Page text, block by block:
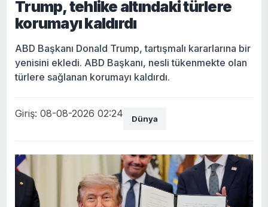
Trump, tehlike altındaki türlere
korumayı kaldırdı
ABD Başkanı Donald Trump, tartışmalı kararlarına bir
yenisini ekledi. ABD Başkanı, nesli tükenmekte olan
türlere sağlanan korumayı kaldırdı.
Giriş: 08-08-2026 02:24 Dünya